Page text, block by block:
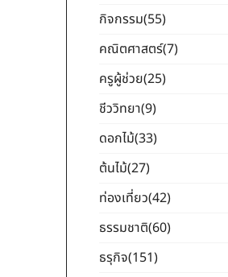
กิจกรรม(55)
คณิตศาสตร์(7)
ครูผู้ช่วย(25)
ชีววิทยา(9)
ดอกไม้(33)
ต้นไม้(27)
ท่องเที่ยว(42)
ธรรมชาติ(60)
ธรุกิจ(151)